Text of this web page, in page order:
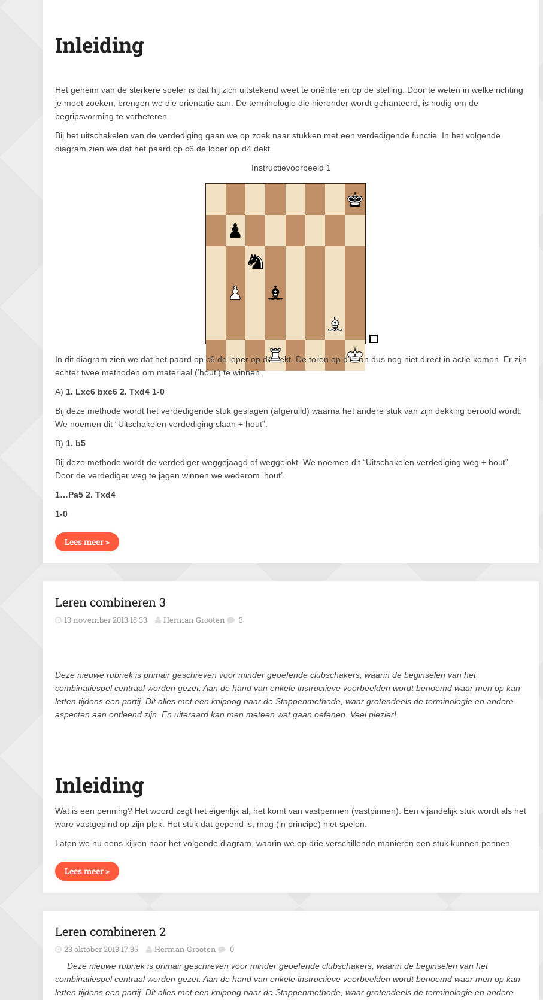
Inleiding
Het geheim van de sterkere speler is dat hij zich uitstekend weet te oriënteren op de stelling. Door te weten in welke richting
je moet zoeken, brengen we die oriëntatie aan. De terminologie die hieronder wordt gehanteerd, is nodig om de
begripsvorming te verbeteren.
Bij het uitschakelen van de verdediging gaan we op zoek naar stukken met een verdedigende functie. In het volgende
diagram zien we dat het paard op c6 de loper op d4 dekt.
Instructievoorbeeld 1
In dit diagram zien we dat het paard op c6 de loper op d4 dekt. De toren op d1 kan dus nog niet direct in actie komen. Er zijn
echter twee methoden om materiaal (‘hout’) te winnen.
A) 1. Lxc6 bxc6 2. Txd4 1-0
Bij deze methode wordt het verdedigende stuk geslagen (afgeruild) waarna het andere stuk van zijn dekking beroofd wordt.
We noemen dit “Uitschakelen verdediging slaan + hout”.
B) 1. b5
Bij deze methode wordt de verdediger weggejaagd of weggelokt. We noemen dit “Uitschakelen verdediging weg + hout”.
Door de verdediger weg te jagen winnen we wederom ‘hout’.
1…Pa5 2. Txd4
1-0
Lees meer >
Leren combineren 3
13 november 2013 18:33 Herman Grooten 3
Deze nieuwe rubriek is primair geschreven voor minder geoefende clubschakers, waarin de beginselen van het
combinatiespel centraal worden gezet. Aan de hand van enkele instructieve voorbeelden wordt benoemd waar men op kan
letten tijdens een partij. Dit alles met een knipoog naar de Stappenmethode, waar grotendeels de terminologie en andere
aspecten aan ontleend zijn. En uiteraard kan men meteen wat gaan oefenen. Veel plezier!
Inleiding
Wat is een penning? Het woord zegt het eigenlijk al; het komt van vastpennen (vastpinnen). Een vijandelijk stuk wordt als het
ware vastgepind op zijn plek. Het stuk dat gepend is, mag (in principe) niet spelen.
Laten we nu eens kijken naar het volgende diagram, waarin we op drie verschillende manieren een stuk kunnen pennen.
Lees meer >
Leren combineren 2
23 oktober 2013 17:35 Herman Grooten 0
Deze nieuwe rubriek is primair geschreven voor minder geoefende clubschakers, waarin de beginselen van het
combinatiespel centraal worden gezet. Aan de hand van enkele instructieve voorbeelden wordt benoemd waar men op kan
letten tijdens een partij. Dit alles met een knipoog naar de Stappenmethode, waar grotendeels de terminologie en andere